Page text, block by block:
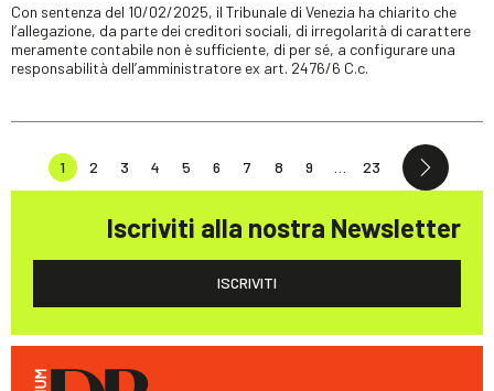
Con sentenza del 10/02/2025, il Tribunale di Venezia ha chiarito che
l’allegazione, da parte dei creditori sociali, di irregolarità di carattere
meramente contabile non è sufficiente, di per sé, a configurare una
responsabilità dell’amministratore ex art. 2476/6 C.c.
1 2 3 4 5 6 7 8 9 23
Iscriviti alla nostra Newsletter
ISCRIVITI